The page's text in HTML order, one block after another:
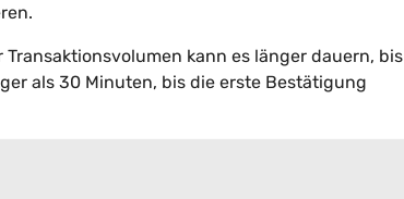
kann es länger dauern, bis
als 30 Minuten, bis die erste Bestätigung